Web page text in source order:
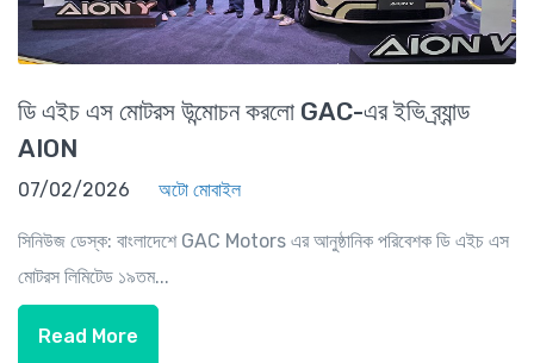
ডি এইচ এস মোটরস উন্মোচন করলো GAC-এর ইভি ব্র্যান্ড
AION
07/02/2026 অটো মোবাইল
সিনিউজ ডেস্ক: বাংলাদেশে GAC Motors এর আনুষ্ঠানিক পরিবেশক ডি এইচ এস
মোটরস লিমিটেড ১৯তম...
Read More